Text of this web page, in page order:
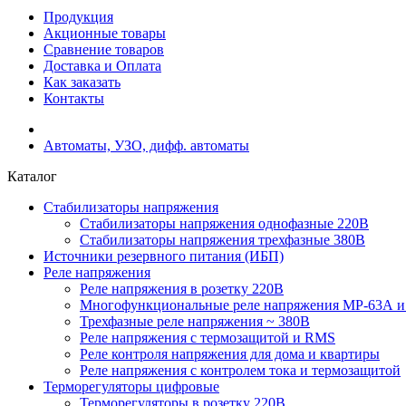
Продукция
Акционные товары
Сравнение товаров
Доставка и Оплата
Как заказать
Контакты
Автоматы, УЗО, дифф. автоматы
Каталог
Стабилизаторы напряжения
Cтабилизаторы напряжения однофазные 220В
Стабилизаторы напряжения трехфазные 380В
Источники резервного питания (ИБП)
Реле напряжения
Реле напряжения в розетку 220В
Многофункциональные реле напряжения МР-63А
Трехфазные реле напряжения ~ 380В
Реле напряжения с термозащитой и RMS
Реле контроля напряжения для дома и квартиры
Реле напряжения с контролем тока и термозащитой
Терморегуляторы цифровые
Терморегуляторы в розетку 220В